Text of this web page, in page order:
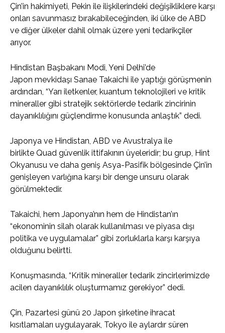
Çin’in hakimiyeti, Pekin ile ilişkilerindeki değişikliklere karşı
onları savunmasız bırakabileceğinden, iki ülke de ABD
ve diğer ülkeler dahil olmak üzere yeni tedarikçiler
arıyor.
Hindistan Başbakanı Modi, Yeni Delhi’de
Japon mevkidaşı Sanae Takaichi ile yaptığı görüşmenin
ardından, “Yarı iletkenler, kuantum teknolojileri ve kritik
mineraller gibi stratejik sektörlerde tedarik zincirinin
dayanıklılığını güçlendirme konusunda anlaştık” dedi.
Japonya ve Hindistan, ABD ve Avustralya ile
birlikte Quad güvenlik ittifakının üyeleridir; bu grup, Hint
Okyanusu ve daha geniş Asya-Pasifik bölgesinde Çin’in
genişleyen varlığına karşı bir denge unsuru olarak
görülmektedir.
Takaichi, hem Japonya’nın hem de Hindistan’ın
“ekonominin silah olarak kullanılması ve piyasa dışı
politika ve uygulamalar” gibi zorluklarla karşı karşıya
olduğunu belirtti.
Konuşmasında, “Kritik mineraller tedarik zincirlerimizde
acilen dayanıklılık oluşturmamız gerekiyor” dedi.
Çin, Pazartesi günü 20 Japon şirketine ihracat
kısıtlamaları uygulayarak, Tokyo ile aylardır süren